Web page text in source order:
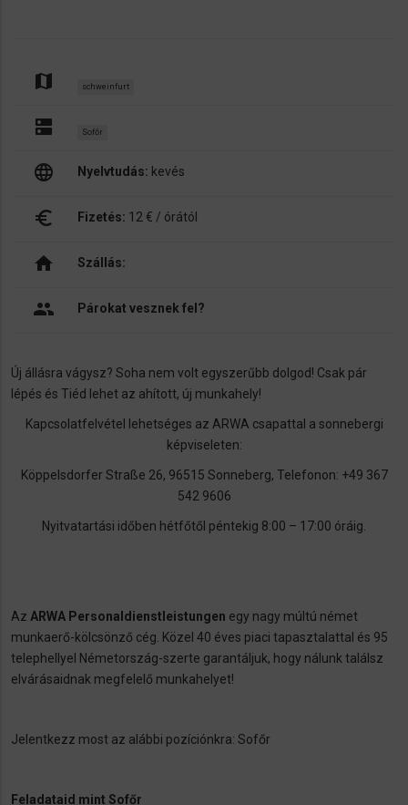
map schweinfurt
dns Sofőr
language Nyelvtudás: kevés
euro_symbol Fizetés: 12 € / órától
home Szállás:
people Párokat vesznek fel?
Új állásra vágysz? Soha nem volt egyszerűbb dolgod! Csak pár
lépés és Tiéd lehet az ahított, új munkahely!
Kapcsolatfelvétel lehetséges az ARWA csapattal a sonnebergi
képviseleten:
Köppelsdorfer Straße 26, 96515 Sonneberg, Telefonon: +49 367
542 9606
Nyitvatartási időben hétfőtől péntekig 8:00 – 17:00 óráig.
Az ARWA Personaldienstleistungen egy nagy múltú német
munkaerő-kölcsönző cég. Közel 40 éves piaci tapasztalattal és 95
telephellyel Németország-szerte garantáljuk, hogy nálunk találsz
elvárásaidnak megfelelő munkahelyet!
Jelentkezz most az alábbi pozíciónkra: Sofőr
Feladataid mint Sofőr